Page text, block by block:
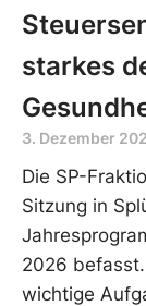
starkes
3. Dezember
Die SP-
Sitzung in
2026
wichtige